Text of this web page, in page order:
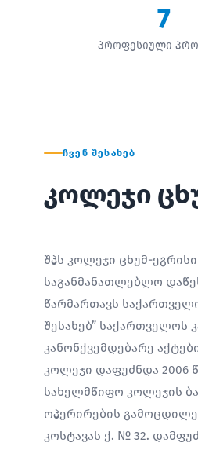
7
პროფესიული
ᲩᲕᲔᲜ ᲨᲔᲡᲐᲮᲔᲑ
კოლეჯი
შპს კოლეჯი ცხუმ-
საგანმანათლებლო
წარმართავს
შესახებ” საქართველოს
კანონქვემდებარე
კოლეჯი დაფუძნდა 2006
სახელმწიფო კოლეჯის
ოპერირების
კოსტავას ქ. № 32.